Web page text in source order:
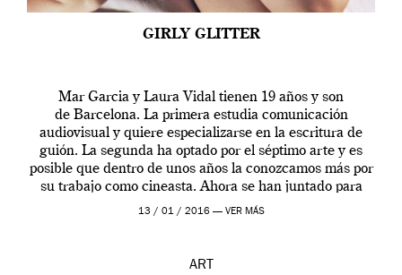
GIRLY GLITTER
Mar Garcia y Laura Vidal tienen 19 años y son
de Barcelona. La primera estudia comunicación
audiovisual y quiere especializarse en la escritura de
guión. La segunda ha optado por el séptimo arte y es
posible que dentro de unos años la conozcamos más por
su trabajo como cineasta. Ahora se han juntado para
contarnos una […]
13 / 01 / 2016 — VER MÁS
ART